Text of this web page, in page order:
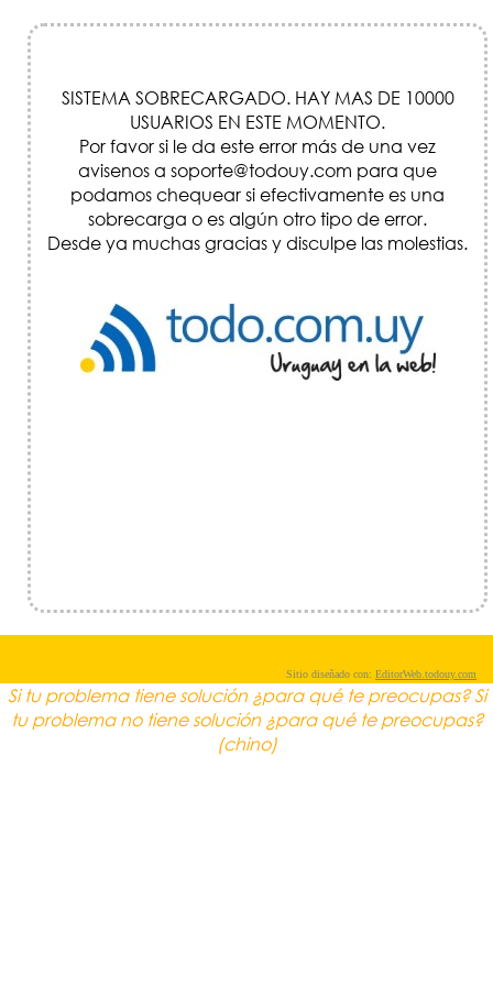
SISTEMA SOBRECARGADO. HAY MAS DE 10000
USUARIOS EN ESTE MOMENTO.
Por favor si le da este error más de una vez
avisenos a soporte@todouy.com para que
podamos chequear si efectivamente es una
sobrecarga o es algún otro tipo de error.
Desde ya muchas gracias y disculpe las molestias.
Sitio diseñado con: EditorWeb.todouy.com
Si tu problema tiene solución ¿para qué te preocupas? Si
tu problema no tiene solución ¿para qué te preocupas?
(chino)